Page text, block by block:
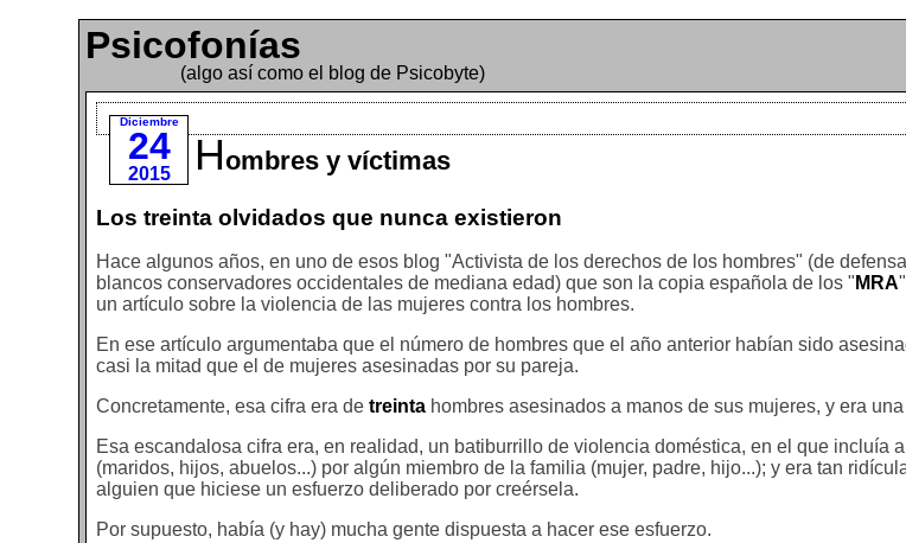
Psicofonías
(algo así como el blog de Psicobyte)
Diciembre
24
2015 Hombres y víctimas
Los treinta olvidados que nunca existieron
Hace algunos años, en uno de esos blog "Activista de los derechos de los hombres" (de
blancos conservadores occidentales de mediana edad) que son la copia española de los " MRA
un artículo sobre la violencia de las mujeres contra los hombres.
En ese artículo argumentaba que el número de hombres que el año anterior habían sido
casi la mitad que el de mujeres asesinadas por su pareja.
Concretamente, esa cifra era detreinta hombres asesinados a manos de sus mujeres, y era
Esa escandalosa cifra era, en realidad, un batiburrillo de violencia doméstica, en el que incluía
(maridos, hijos, abuelos...) por algún miembro de la familia (mujer, padre, hijo...); y era tan
alguien que hiciese un esfuerzo deliberado por creérsela.
Por supuesto, había (y hay) mucha gente dispuesta a hacer ese esfuerzo.